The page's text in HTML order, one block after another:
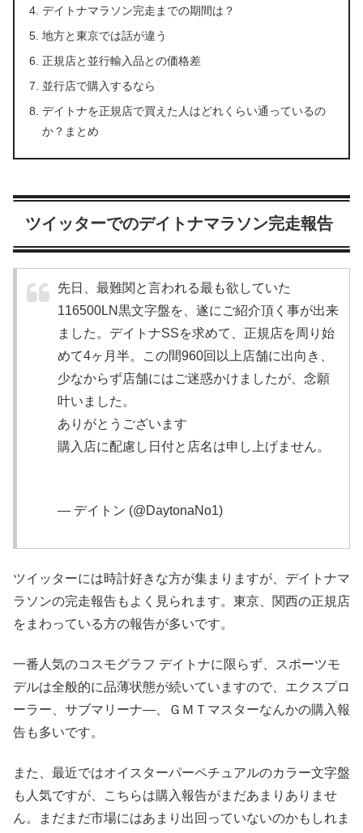
デイトナマラソン完走までの期間は？
地方と東京では話が違う
正規店と並行輸入品との価格差
並行店で購入するなら
デイトナを正規店で買えた人はどれくらい通っているの
か？まとめ
ツイッターでのデイトナマラソン完走報告
先日、最難関と言われる最も欲していた
116500LN黒文字盤を、遂にご紹介頂く事が出来
ました。デイトナSSを求めて、正規店を周り始
めて4ヶ月半。この間960回以上店舗に出向き、
少なからず店舗にはご迷惑かけましたが、念願
叶いました。
ありがとうございます
購入店に配慮し日付と店名は申し上げません。
— デイトン (@DaytonaNo1)
ツイッターには時計好きな方が集まりますが、デイトナマ
ラソンの完走報告もよく見られます。東京、関西の正規店
をまわっている方の報告が多いです。
一番人気のコスモグラフ デイトナに限らず、スポーツモ
デルは全般的に品薄状態が続いていますので、エクスプロ
ーラー、サブマリーナ―、ＧＭＴマスターなんかの購入報
告も多いです。
また、最近ではオイスターパーペチュアルのカラー文字盤
も人気ですが、こちらは購入報告がまだあまりありませ
ん。まだまだ市場にはあまり出回っていないのかもしれま